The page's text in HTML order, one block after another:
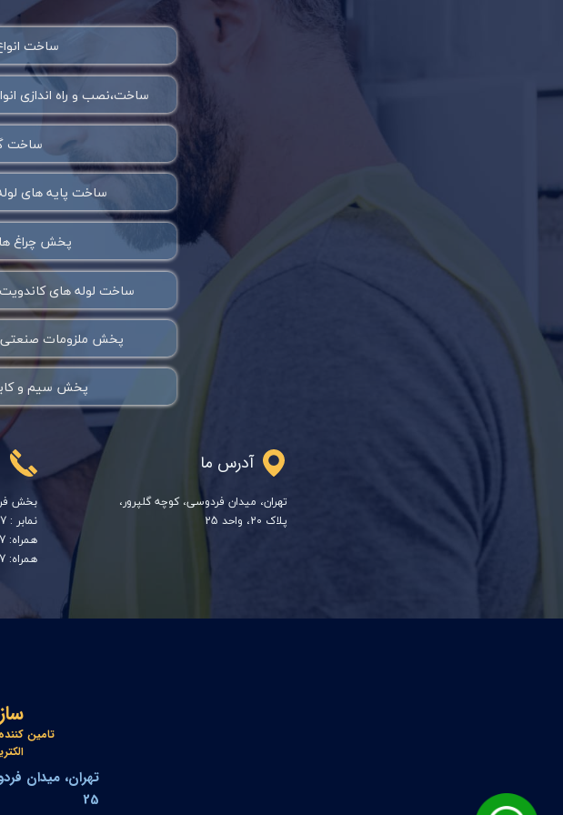
ساخت
ساخت،نصب و راه اندازی
ساخت
ساخت پایه های لوله ای
پخش چراغ
ساخت لوله های
پخش ملزومات صنعتی
پخش سیم و
تهران، میدان فردوسی، کوچه گلپرور،
پلاک 20، واحد 25
آدرس ما
بخش فروش: 32
نمابر : 57 24 17 66 - 021
همراه: 17 10 143 0935
همراه: 17 10 143 0912
25
تامین